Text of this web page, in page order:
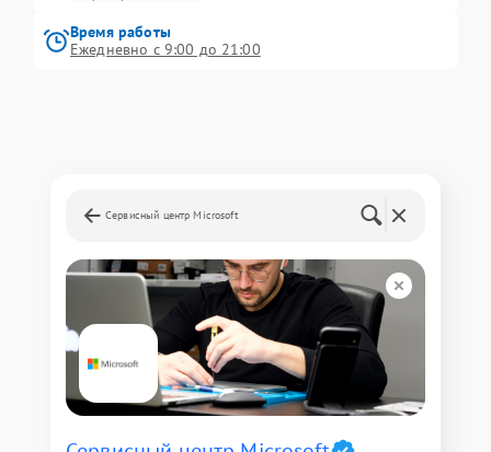
Время работы
Ежедневно с 9:00 до 21:00
Сервисный центр Microsoft